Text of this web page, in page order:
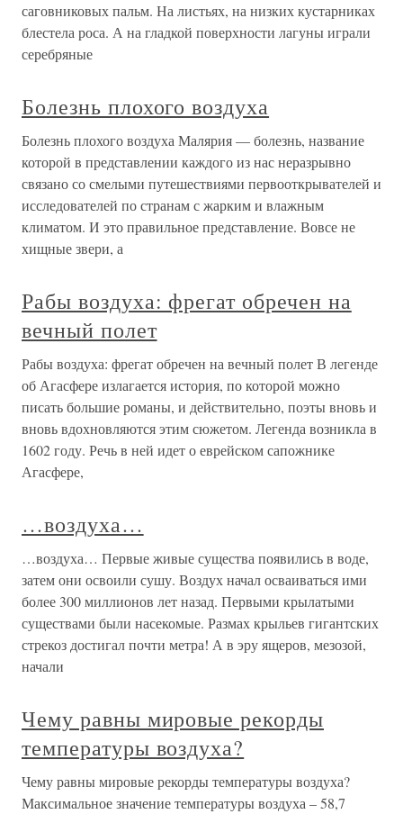
саговниковых пальм. На листьях, на низких кустарниках
блестела роса. А на гладкой поверхности лагуны играли
серебряные
Болезнь плохого воздуха
Болезнь плохого воздуха Малярия — болезнь, название
которой в представлении каждого из нас неразрывно
связано со смелыми путешествиями первооткрывателей и
исследователей по странам с жарким и влажным
климатом. И это правильное представление. Вовсе не
хищные звери, а
Рабы воздуха: фрегат обречен на
вечный полет
Рабы воздуха: фрегат обречен на вечный полет В легенде
об Агасфере излагается история, по которой можно
писать большие романы, и действительно, поэты вновь и
вновь вдохновляются этим сюжетом. Легенда возникла в
1602 году. Речь в ней идет о еврейском сапожнике
Агасфере,
…воздуха…
…воздуха… Первые живые существа появились в воде,
затем они освоили сушу. Воздух начал осваиваться ими
более 300 миллионов лет назад. Первыми крылатыми
существами были насекомые. Размах крыльев гигантских
стрекоз достигал почти метра! А в эру ящеров, мезозой,
начали
Чему равны мировые рекорды
температуры воздуха?
Чему равны мировые рекорды температуры воздуха?
Максимальное значение температуры воздуха – 58,7